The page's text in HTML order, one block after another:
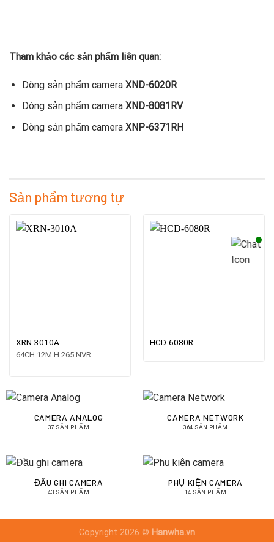
Tham khảo các sản phẩm liên quan:
Dòng sản phẩm camera XND-6020R
Dòng sản phẩm camera XND-8081RV
Dòng sản phẩm camera XNP-6371RH
Sản phẩm tương tự
XRN-3010A
64CH 12M H.265 NVR
HCD-6080R
CAMERA ANALOG
37 SẢN PHẨM
CAMERA NETWORK
364 SẢN PHẨM
ĐẦU GHI CAMERA
43 SẢN PHẨM
PHỤ KIỆN CAMERA
14 SẢN PHẨM
Copyright 2026 © Hanwha.vn